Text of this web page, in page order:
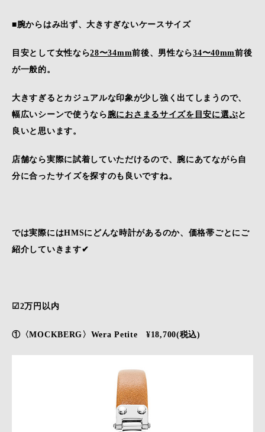
■腕からはみ出ず、大きすぎないケースサイズ
目安として女性なら28〜34mm前後、男性なら34〜40mm前後
が一般的。
大きすぎるとカジュアルな印象が少し強く出てしまうので、
幅広いシーンで使うなら 腕におさまるサイズを目安に選ぶと
良いと思います。
店舗なら実際に試着していただけるので、腕にあてながら自
分に合ったサイズを探すのも良いですね。
では実際にはHMSにどんな時計があるのか、価格帯ごとにご
紹介していきます✔
☑2万円以内
①〈MOCKBERG〉Wera Petite ¥18,700(税込)